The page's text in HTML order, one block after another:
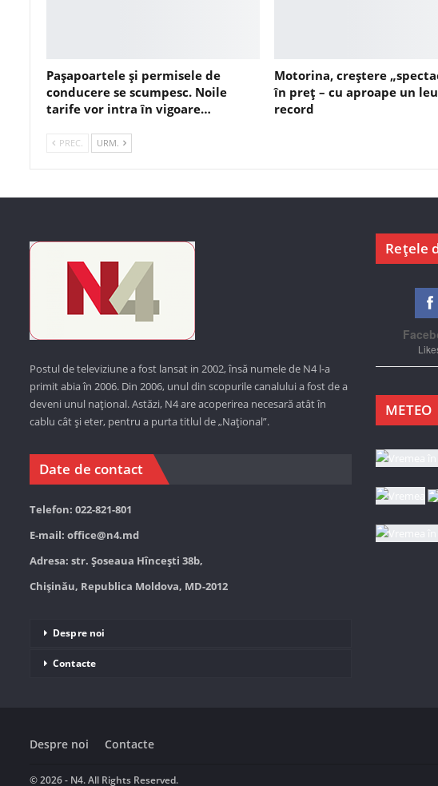
Pașapoartele și permisele de
conducere se scumpesc. Noile
tarife vor intra în vigoare…
Motorina, creștere
în preț – cu aproape un
record
PREC. URM.
Postul de televiziune a fost lansat in 2002, însă numele de N4 l-a
primit abia în 2006. Din 2006, unul din scopurile canalului a fost de a
deveni unul național. Astăzi, N4 are acoperirea necesară atât în
cablu cât și eter, pentru a purta titlul de „Național”.
Date de contact
Telefon: 022-821-801
E-mail: office@n4.md
Adresa: str. Șoseaua Hînceşti 38b,
Chișinău, Republica Moldova, MD-2012
Despre noi
Contacte
Rețele
METEO
Despre noi Contacte
© 2026 - N4. All Rights Reserved.